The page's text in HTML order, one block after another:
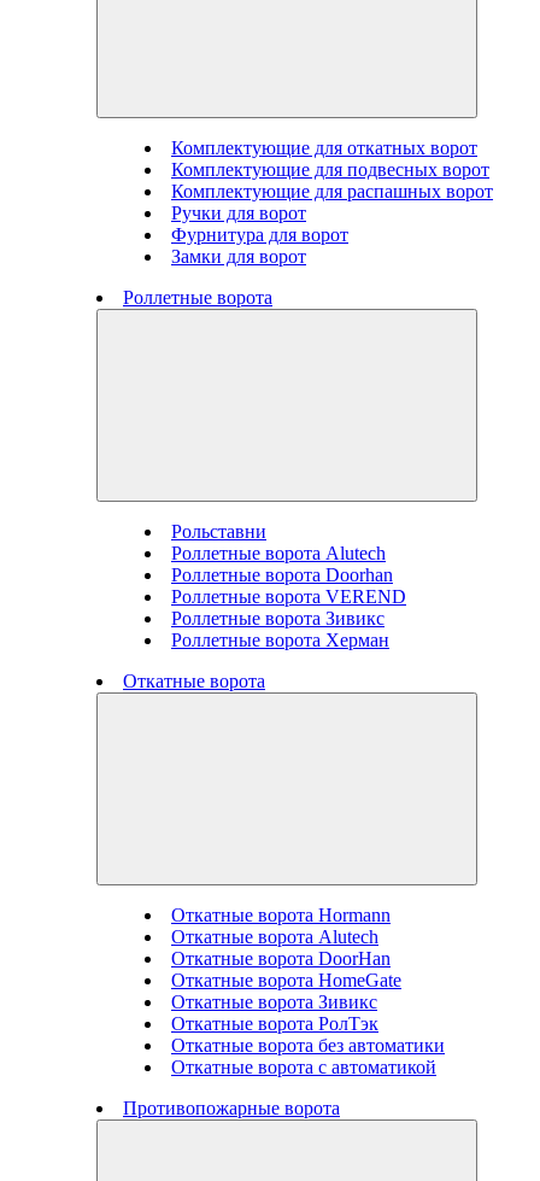
Комплектующие для откатных ворот
Комплектующие для подвесных ворот
Комплектующие для распашных ворот
Ручки для ворот
Фурнитура для ворот
Замки для ворот
Роллетные ворота
Рольставни
Роллетные ворота Alutech
Роллетные ворота Doorhan
Роллетные ворота VEREND
Роллетные ворота Зивикс
Роллетные ворота Херман
Откатные ворота
Откатные ворота Hormann
Откатные ворота Alutech
Откатные ворота DoorHan
Откатные ворота HomeGate
Откатные ворота Зивикс
Откатные ворота РолТэк
Откатные ворота без автоматики
Откатные ворота с автоматикой
Противопожарные ворота